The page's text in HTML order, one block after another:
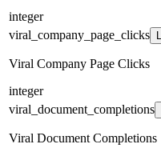
integer
viral_company_page_clicks
Viral Company Page Clicks
integer
viral_document_completions
Viral Document Completions